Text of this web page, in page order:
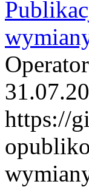
https://